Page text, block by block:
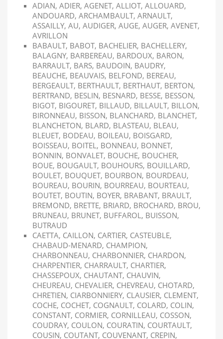
ADIAN, ADIER, AGENET, ALLIOT, ALLOUARD,
ANDOUARD, ARCHAMBAULT, ARNAULT,
ASSAILLY, AU, AUDIGER, AUGE, AUGER, AVENET,
AVRILLON
BABAULT, BABOT, BACHELIER, BACHELLERY,
BALAGNY, BARBEREAU, BARDOUX, BARON,
BARRAULT, BARS, BAUDOIN, BAUDRY,
BEAUCHE, BEAUVAIS, BELFOND, BEREAU,
BERGEAULT, BERTHAULT, BERTHAUT, BERTON,
BERTRAND, BESLIN, BESNARD, BESSE, BESSON,
BIGOT, BIGOURET, BILLAUD, BILLAULT, BILLON,
BIRONNEAU, BISSON, BLANCHARD, BLANCHET,
BLANCHETON, BLARD, BLASTEAU, BLEAU,
BLEUET, BODEAU, BOILEAU, BOISGARD,
BOISSEAU, BOITEL, BONNEAU, BONNET,
BONNIN, BONVALET, BOUCHE, BOUCHER,
BOUE, BOUGAULT, BOUHOURS, BOUILLARD,
BOULET, BOUQUET, BOURBON, BOURDEAU,
BOUREAU, BOURIN, BOURREAU, BOURTEAU,
BOUTET, BOUTIN, BOYER, BRABANT, BRAULT,
BREMOND, BRETTE, BRIARD, BROCHARD, BROU,
BRUNEAU, BRUNET, BUFFAROL, BUISSON,
BUTRAUD
CAETTA, CAILLON, CARTIER, CASTEUBLE,
CHABAUD-MENARD, CHAMPION,
CHARBONNEAU, CHARBONNIER, CHARDON,
CHARPENTIER, CHARRAULT, CHARTIER,
CHASSEPOUX, CHAUTANT, CHAUVIN,
CHEUREAU, CHEVALIER, CHEVREAU, CHOTARD,
CHRETIEN, CIARBONNIERY, CLAUSIER, CLEMENT,
COCHE, COCHET, COGNAULT, COLARD, COLIN,
CONSTANT, CORMIER, CORNILLEAU, COSSON,
COUDRAY, COULON, COURATIN, COURTAULT,
COUSIN, COUTANT, COUVENANT, CREPIN,